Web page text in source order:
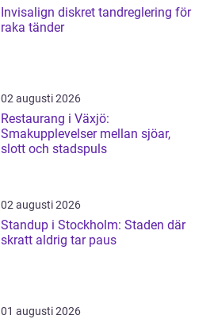
Invisalign diskret tandreglering för
raka tänder
02 augusti 2026
Restaurang i Växjö:
Smakupplevelser mellan sjöar,
slott och stadspuls
02 augusti 2026
Standup i Stockholm: Staden där
skratt aldrig tar paus
01 augusti 2026